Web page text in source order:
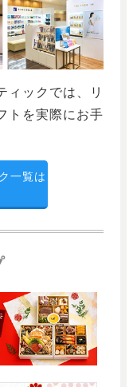
ィックでは、リ
トを実際にお手
一覧は